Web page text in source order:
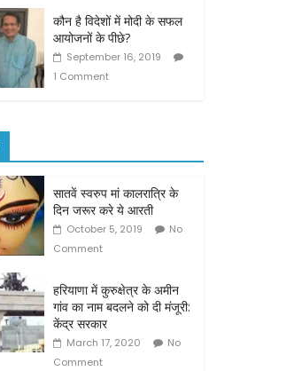
कौन है विदेशों में मोदी के सफल
आयोजनों के पीछे?
September 16, 2019
1 Comment
सातवें स्वरुप मां कालरात्रि के
दिन जरूर करे ये आरती
October 5, 2019
No
Comment
हरियाणा में कुरुक्षेत्र के अमीन
गांव का नाम बदलने को दी मंजूरी:
केंद्र सरकार
March 17, 2020
No
Comment